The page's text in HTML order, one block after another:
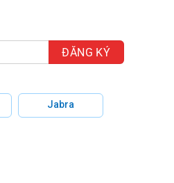
Jabra